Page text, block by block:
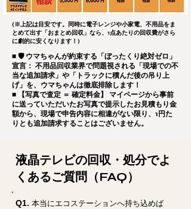
(※上記は目安です。同時に電子レンジや小家電、不用品をま
とめて出す「おまとめ回収」なら、1点あたりの回収費がさら
に劇的に安くなります！)
■ 🛡️ ウマちゃんが約束する「ぼったくり絶対ゼロ」
宣言： 不用品回収業界で問題視される「現場での不
当な追加請求」や「トラックに積んだ後の吊り上
げ」を、ウマちゃんは徹底排除します！
■ 【写真で査定 ＝ 確定料金】 マイページから事前
に送っていただいたお写真で提示したお見積もり金
額から、現場で申告内容に相違がない限り、1円た
りとも追加請求することはございません。
液晶テレビの回収・処分でよ
くあるご質問（FAQ）
Q1. 本当にエコステーションへ持ち込めば